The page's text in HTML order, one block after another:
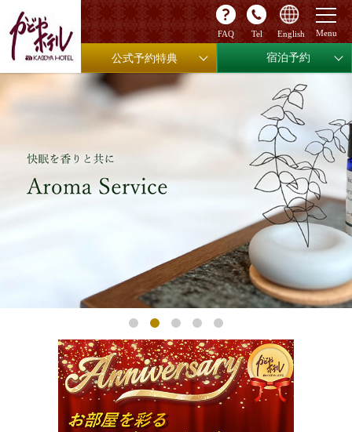
FAQ Tel English
公式予約特典 宿泊予約